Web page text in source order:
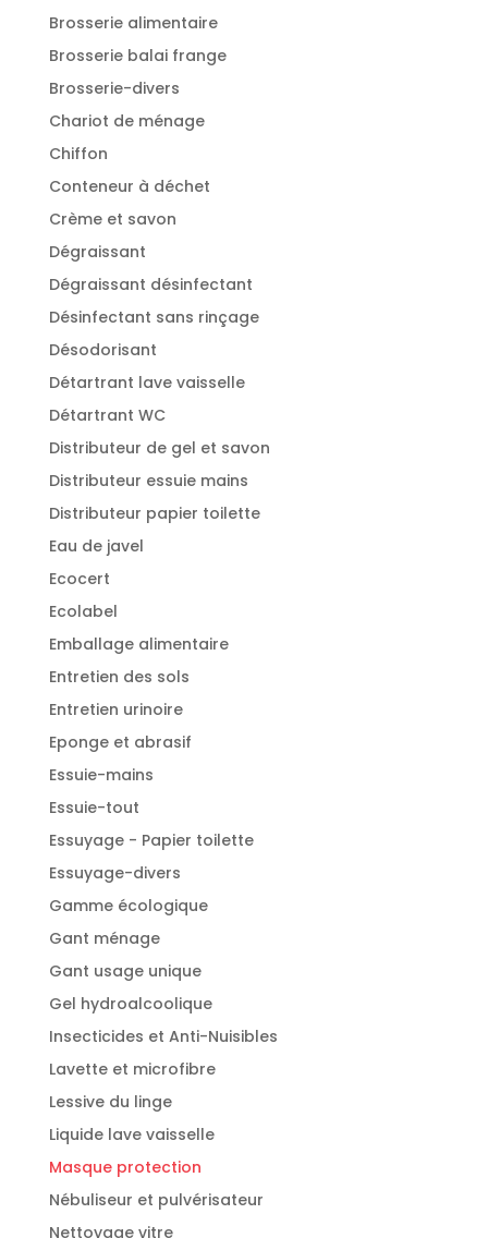
Brosserie alimentaire
Brosserie balai frange
Brosserie-divers
Chariot de ménage
Chiffon
Conteneur à déchet
Crème et savon
Dégraissant
Dégraissant désinfectant
Désinfectant sans rinçage
Désodorisant
Détartrant lave vaisselle
Détartrant WC
Distributeur de gel et savon
Distributeur essuie mains
Distributeur papier toilette
Eau de javel
Ecocert
Ecolabel
Emballage alimentaire
Entretien des sols
Entretien urinoire
Eponge et abrasif
Essuie-mains
Essuie-tout
Essuyage - Papier toilette
Essuyage-divers
Gamme écologique
Gant ménage
Gant usage unique
Gel hydroalcoolique
Insecticides et Anti-Nuisibles
Lavette et microfibre
Lessive du linge
Liquide lave vaisselle
Masque protection
Nébuliseur et pulvérisateur
Nettoyage vitre